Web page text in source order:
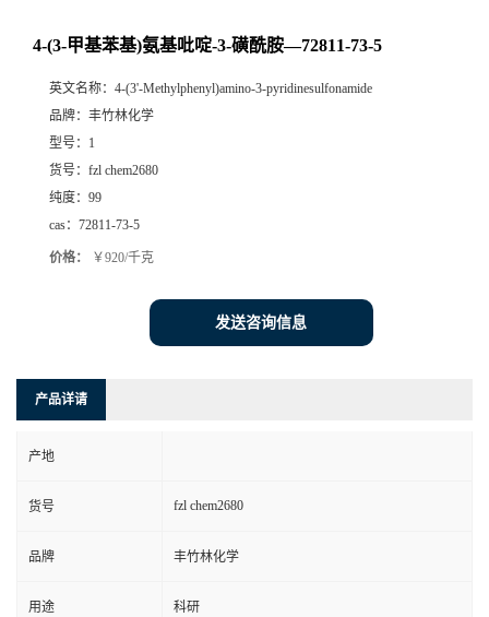
4-(3-甲基苯基)氨基吡啶-3-磺酰胺—72811-73-5
英文名称： 4-(3'-Methylphenyl)amino-3-pyridinesulfonamide
品牌： 丰竹林化学
型号： 1
货号： fzl chem2680
纯度： 99
cas： 72811-73-5
价格： ￥920/千克
发送咨询信息
产品详请
产地
货号 fzl chem2680
品牌 丰竹林化学
用途 科研